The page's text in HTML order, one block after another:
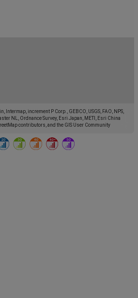
Intermap, increment P Corp., GEBCO, USGS, FAO, NPS,
NL, Ordnance Survey, Esri Japan, METI, Esri China
contributors, and the GIS User Community